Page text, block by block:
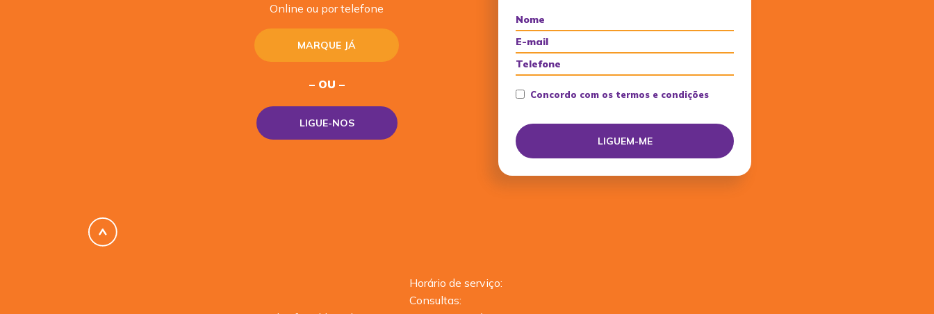
Online ou por telefone
MARQUE JÁ
– OU –
LIGUE-NOS
Concordo com os termos e condições
Horário de serviço:
Consultas: